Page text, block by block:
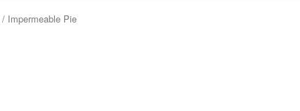
/ Impermeable Pie